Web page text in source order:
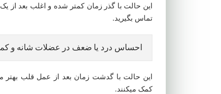
این حالت با گذر زمان کمتر شده و اغلب بعد از
تماس بگیرید.
احساس درد یا ضعف در عضلات شانه و
این حالت با گدشت زمان بعد از عمل قلب
کمک میکنند.